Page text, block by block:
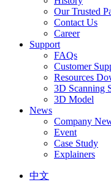
Our Trusted
Contact Us
Career
Support
FAQs
Customer
Resources
3D Scanning
3D Model
News
Company
Event
Case Study
Explainers
中文